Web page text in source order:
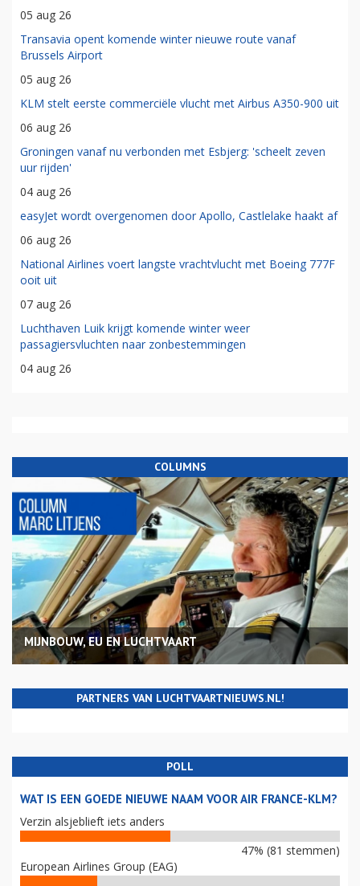
05 aug 26
Transavia opent komende winter nieuwe route vanaf
Brussels Airport
05 aug 26
KLM stelt eerste commerciële vlucht met Airbus A350-900 uit
06 aug 26
Groningen vanaf nu verbonden met Esbjerg: 'scheelt zeven
uur rijden'
04 aug 26
easyJet wordt overgenomen door Apollo, Castlelake haakt af
06 aug 26
National Airlines voert langste vrachtvlucht met Boeing 777F
ooit uit
07 aug 26
Luchthaven Luik krijgt komende winter weer
passagiersvluchten naar zonbestemmingen
04 aug 26
COLUMNS
MIJNBOUW, EU EN LUCHTVAART
PARTNERS VAN LUCHTVAARTNIEUWS.NL!
POLL
WAT IS EEN GOEDE NIEUWE NAAM VOOR AIR FRANCE-KLM?
Verzin alsjeblieft iets anders
47% (81 stemmen)
European Airlines Group (EAG)